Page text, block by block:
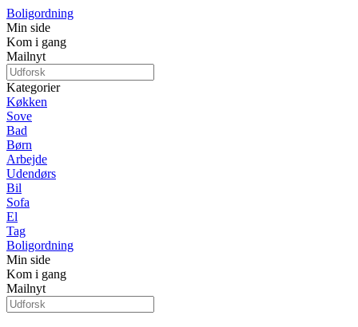
Boligordning
Min side
Kom i gang
Mailnyt
Kategorier
Køkken
Sove
Bad
Børn
Arbejde
Udendørs
Bil
Sofa
El
Tag
Boligordning
Min side
Kom i gang
Mailnyt